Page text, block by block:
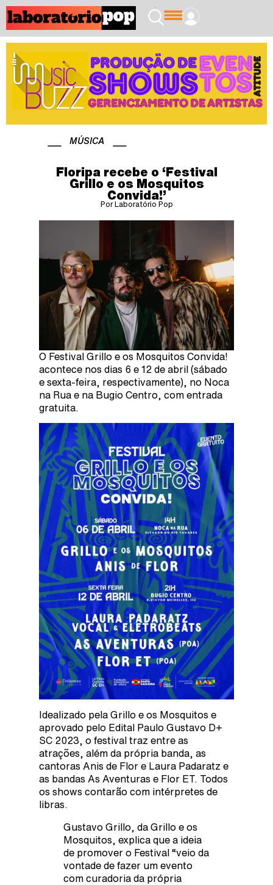
MÚSICA
Floripa recebe o ‘Festival
Grillo e os Mosquitos
Convida!’
Por Laboratório Pop
O Festival Grillo e os Mosquitos Convida!
acontece nos dias 6 e 12 de abril (sábado
e sexta-feira, respectivamente), no Noca
na Rua e na Bugio Centro, com entrada
gratuita.
Idealizado pela Grillo e os Mosquitos e
aprovado pelo Edital Paulo Gustavo D+
SC 2023, o festival traz entre as
atrações, além da própria banda, as
cantoras Anis de Flor e Laura Padaratz e
as bandas As Aventuras e Flor ET. Todos
os shows contarão com intérpretes de
libras.
Gustavo Grillo, da Grillo e os
Mosquitos, explica que a ideia
de promover o Festival “veio da
vontade de fazer um evento
com curadoria da própria